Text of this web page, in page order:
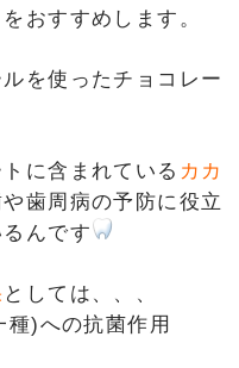
おすすめします。
を使ったチョコレー
に含まれている カカ
歯周病の予防に役立
んです
としては、、、
種)への抗菌作用